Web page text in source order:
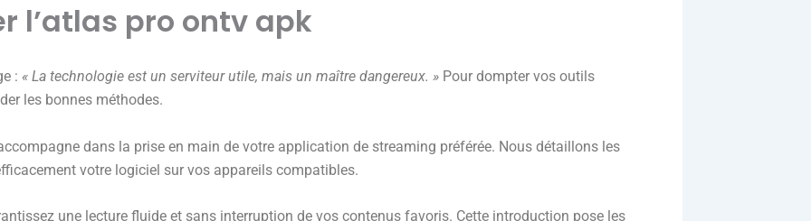
l’atlas pro ontv apk
: « La technologie est un serviteur utile, mais un maître dangereux. » Pour dompter vos outils
les bonnes méthodes.
dans la prise en main de votre application de streaming préférée. Nous détaillons les
votre logiciel sur vos appareils compatibles.
une lecture fluide et sans interruption de vos contenus favoris. Cette introduction pose les